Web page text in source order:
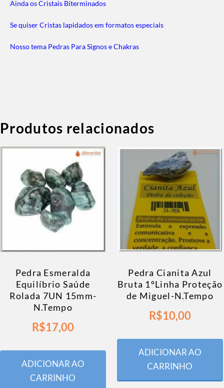
Ainda os Cristais Biterminados
Se quiser Cristas lapidados em formatos especiais
Nosso tema Pedras Para Signos e Chakras
Produtos relacionados
Pedra Esmeralda
Equilíbrio Saúde
Rolada 7UN 15mm-
N.Tempo
R$17,00
ADICIONAR AO
CARRINHO
Pedra Cianita Azul
Bruta 1ºLinha Proteção
de Miguel-N.Tempo
R$10,00
ADICIONAR AO
CARRINHO